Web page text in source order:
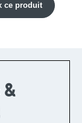
ce produit